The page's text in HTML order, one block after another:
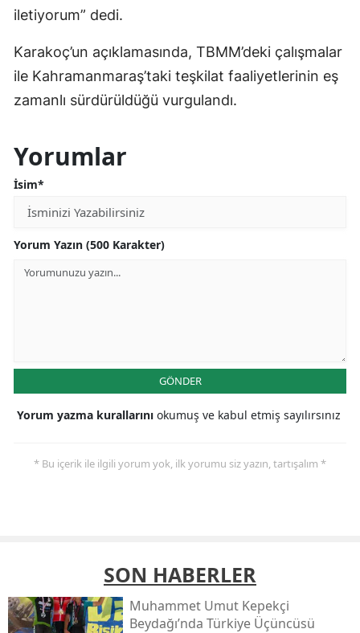
iletiyorum” dedi.
Karakoç’un açıklamasında, TBMM’deki çalışmalar
ile Kahramanmaraş’taki teşkilat faaliyetlerinin eş
zamanlı sürdürüldüğü vurgulandı.
Yorumlar
İsim*
Yorum Yazın (500 Karakter)
GÖNDER
Yorum yazma kurallarını okumuş ve kabul etmiş sayılırsınız
* Bu içerik ile ilgili yorum yok, ilk yorumu siz yazın, tartışalım *
SON HABERLER
Muhammet Umut Kepekçi
Beydağı’nda Türkiye Üçüncüsü